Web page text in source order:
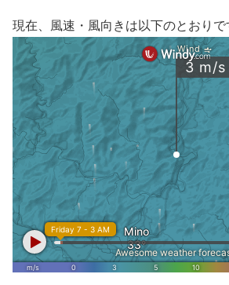
現在、風速・風向きは以下のとおりで